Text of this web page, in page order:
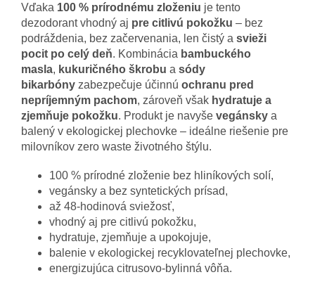
Vďaka 100 % prírodnému zloženiu je tento
dezodorant vhodný aj pre citlivú pokožku – bez
podráždenia, bez začervenania, len čistý a svieži
pocit po celý deň. Kombinácia bambuckého
masla, kukuričného škrobu a sódy
bikarbóny zabezpečuje účinnú ochranu pred
nepríjemným pachom, zároveň však hydratuje a
zjemňuje pokožku. Produkt je navyše vegánsky a
balený v ekologickej plechovke – ideálne riešenie pre
milovníkov zero waste životného štýlu.
100 % prírodné zloženie bez hliníkových solí,
vegánsky a bez syntetických prísad,
až 48-hodinová sviežosť,
vhodný aj pre citlivú pokožku,
hydratuje, zjemňuje a upokojuje,
balenie v ekologickej recyklovateľnej plechovke,
energizujúca citrusovo-bylinná vôňa.